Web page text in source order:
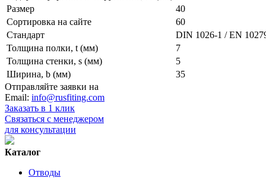
Размер
40
Сортировка на сайте
60
Стандарт
DIN 1026-1 / EN
Толщина полки, t (мм)
7
Толщина стенки, s (мм)
5
Ширина, b (мм)
35
Отправляйте заявки на
Email: info@rusfiting.com
Заказать в 1 клик
Связаться с менеджером
для консультации
Каталог
Отводы